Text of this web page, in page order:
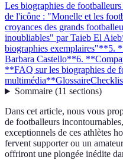
Les biographies de
de l'icône : "Monelle et les
croyances des grands
inoubliables" par Taieb El
biographies exemplaires"**5.
Barbara Castello**6.
**FAQ sur les biographies de
multimédia**Glossaire
Sommaire(11 sections)
Dans cet article, nous vous
de footballeurs
exceptionnels de ces athlètes
fervent supporter ou un
offriront une plongée inédite